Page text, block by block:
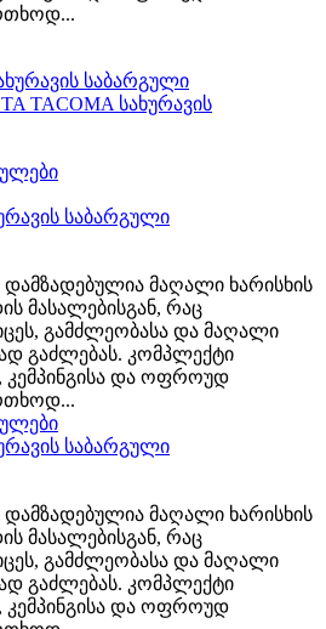
საბარგული
დამზადებულია მაღალი ხარისხის
მასალებისგან, რაც
გამძლეობასა და მაღალი
გაძლებას. კომპლექტი
კემპინგისა და ოფროუდ
საბარგული
დამზადებულია მაღალი ხარისხის
მასალებისგან, რაც
გამძლეობასა და მაღალი
გაძლებას. კომპლექტი
კემპინგისა და ოფროუდ